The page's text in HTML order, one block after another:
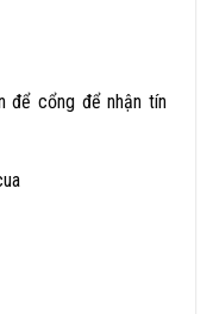
để cổng để nhận tín